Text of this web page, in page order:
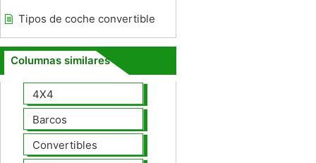
Tipos de coche convertible
Columnas similares
4X4
Barcos
Convertibles